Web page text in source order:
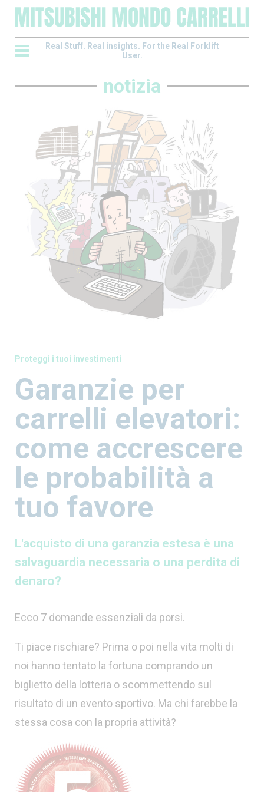
notizia
Proteggi i tuoi investimenti
Garanzie per
carrelli elevatori:
come accrescere
le probabilità a
tuo favore
L'acquisto di una garanzia estesa è una
salvaguardia necessaria o una perdita di
denaro?
Ecco 7 domande essenziali da porsi.
Ti piace rischiare? Prima o poi nella vita molti di
noi hanno tentato la fortuna comprando un
biglietto della lotteria o scommettendo sul
risultato di un evento sportivo. Ma chi farebbe la
stessa cosa con la propria attività?
Real Stuff. Real insights. For the Real Forklift
User.